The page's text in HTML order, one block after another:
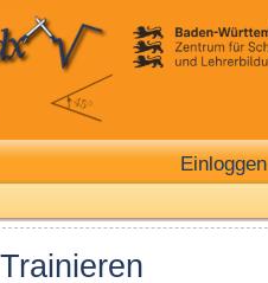
Einloggen